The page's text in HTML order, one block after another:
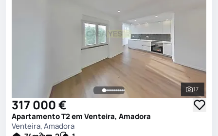
Ver
17
317 000 €
Apartamento T2 em Venteira, Amadora
Venteira, Amadora
2